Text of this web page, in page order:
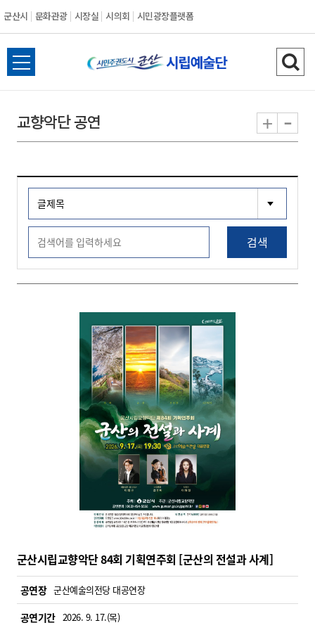
군산시 문화관광 시장실 시의회 시민광장플랫폼
군
산
전
체
뉴
열
검
색
기
교향악단 공연 + -
검색
군산시립교향악단 84회 기획연주회 [군산의 전설과 사계]
공연장 군산예술의전당 대공연장
공연기간 2026. 9. 17.(목)